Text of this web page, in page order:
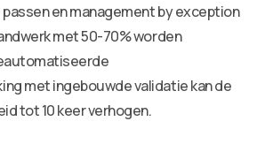
en management by exception
met 50-70% worden
met ingebouwde validatie kan de
tot 10 keer verhogen.